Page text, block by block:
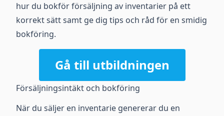
hur du bokför försäljning av inventarier på ett
korrekt sätt samt ge dig tips och råd för en smidig
bokföring.
Gå till utbildningen
Försäljningsintäkt och bokföring
När du säljer en inventarie genererar du en